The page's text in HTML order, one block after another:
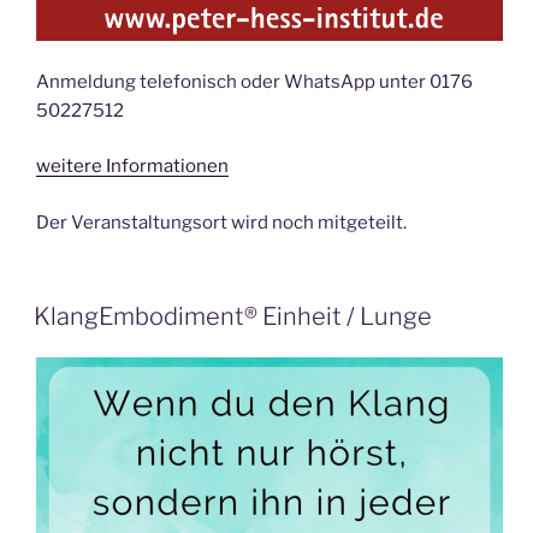
Anmeldung telefonisch oder WhatsApp unter 0176
50227512
weitere Informationen
Der Veranstaltungsort wird noch mitgeteilt.
KlangEmbodiment® Einheit / Lunge